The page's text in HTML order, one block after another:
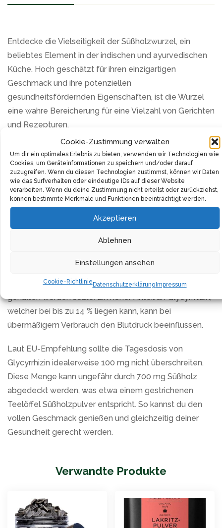
Cookie-Zustimmung verwalten
Um dir ein optimales Erlebnis zu bieten, verwenden wir Technologien wie
Cookies, um Geräteinformationen zu speichern und/oder darauf
zuzugreifen. Wenn du diesen Technologien zustimmst, können wir Daten
wie das Surfverhalten oder eindeutige IDs auf dieser Website
verarbeiten. Wenn du deine Zustimmung nicht erteilst oder zurückziehst,
können bestimmte Merkmale und Funktionen beeinträchtigt werden.
Akzeptieren
Ablehnen
Einstellungen ansehen
Cookie-RichtlinieDatenschutzerklärung Impressum
Entdecke die Vielseitigkeit der Süßholzwurzel, ein
beliebtes Element in der indischen und ayurvedischen
Küche. Hoch geschätzt für ihren einzigartigen
Geschmack und ihre potenziellen
gesundheitsfördernden Eigenschaften, ist die Wurzel
eine wahre Bereicherung für eine Vielzahl von Gerichten
und Rezepturen.
Gepresst in feinstem Pulver, entfaltet die
Süßholzwurzel völlig neue Möglichkeiten in der
kulinarischen Welt. Ob du einen Hauch von Süße zu
deinen Desserts hinzufügen oder eine Wärme zu
deinem Kräutertee bringen möchtest, dieses
Süßholzpulver ist einfach meisterhaft. Die Dosierung ist
leicht – die intensiven Aromen sind bereits in einem
gestrichenen Teelöffel Süßholzpulver enthalten.
Wichtig jedoch zu beachten ist, dass bei bestehendem
Bluthochdruck der Konsum von Süßholz moderat
gehalten werden sollte. Ein hoher Anteil an Glycyrrhizin,
welcher bei bis zu 14 % liegen kann, kann bei
übermäßigem Verbrauch den Blutdruck beeinflussen.
Laut EU-Empfehlung sollte die Tagesdosis von
Glycyrrhizin idealerweise 100 mg nicht überschreiten.
Diese Menge kann ungefähr durch 700 mg Süßholz
abgedeckt werden, was etwa einem gestrichenen
Teelöffel Süßholzpulver entspricht. So kannst du den
vollen Geschmack genießen und gleichzeitig deiner
Gesundheit gerecht werden.
Verwandte Produkte